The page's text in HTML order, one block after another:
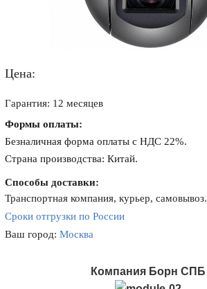
Цена:
Гарантия: 12 месяцев
Формы оплаты:
Безналичная форма оплаты с НДС 22%.
Страна производства: Китай.
Способы доставки:
Транспортная компания, курьер, самовывоз.
Сроки отгрузки по России
Ваш город:Москва
Компания Борн СПБ